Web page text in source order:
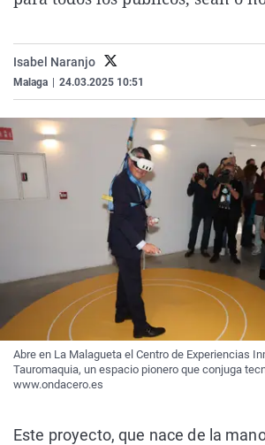
Isabel Naranjo
Malaga 24.03.2025 10:51
Abre en La Malagueta el Centro de Experiencias
Tauromaquia, un espacio pionero que conjuga
www.ondacero.es
Este proyecto, que nace de la